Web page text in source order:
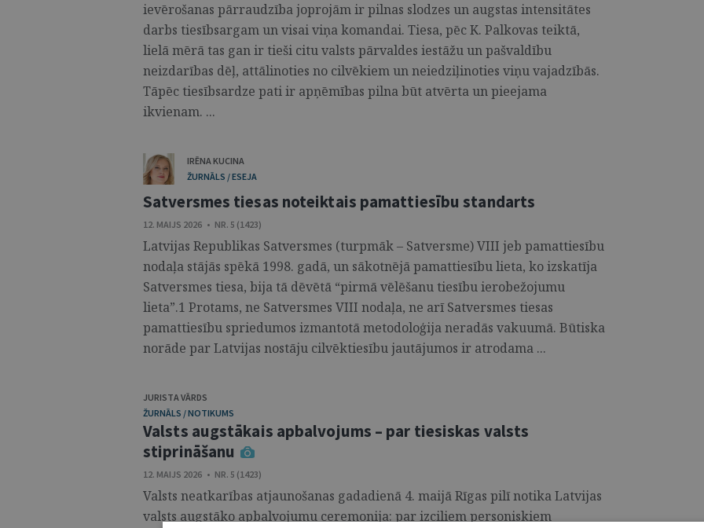
ievērošanas pārraudzība joprojām ir pilnas slodzes un augstas intensitātes
darbs tiesībsargam un visai viņa komandai. Tiesa, pēc K. Palkovas teiktā,
lielā mērā tas gan ir tieši citu valsts pārvaldes iestāžu un pašvaldību
neizdarības dēļ, attālinoties no cilvēkiem un neiedziļinoties viņu vajadzībās.
Tāpēc tiesībsardze pati ir apņēmības pilna būt atvērta un pieejama
ikvienam. ...
IRĒNA KUCINA
ŽURNĀLS / ESEJA
Satversmes tiesas noteiktais pamattiesību standarts
12. MAIJS 2026 • NR. 5 (1423)
Latvijas Republikas Satversmes (turpmāk – Satversme) VIII jeb pamattiesību
nodaļa stājās spēkā 1998. gadā, un sākotnējā pamattiesību lieta, ko izskatīja
Satversmes tiesa, bija tā dēvētā “pirmā vēlēšanu tiesību ierobežojumu
lieta”.1 Protams, ne Satversmes VIII nodaļa, ne arī Satversmes tiesas
pamattiesību spriedumos izmantotā metodoloģija neradās va­kuumā. Būtiska
norāde par Latvijas nostāju cilvēktiesību jautājumos ir atrodama ...
JURISTA VĀRDS
ŽURNĀLS / NOTIKUMS
Valsts augstākais apbalvojums – par tiesiskas valsts
stiprināšanu
12. MAIJS 2026 • NR. 5 (1423)
Valsts neatkarības atjaunošanas gadadienā 4. maijā Rīgas pilī notika Latvijas
valsts augstāko apbalvojumu ceremonija: par izciliem personiskiem